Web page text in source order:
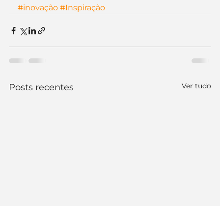
#inovação #Inspiração
Posts recentes Ver tudo